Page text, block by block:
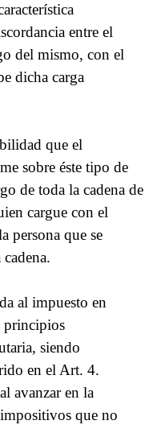
entre el
del mismo, con el
dicha carga
que el
sobre éste tipo de
de toda la cadena de
cargue con el
persona que se
impuesto en
principios
siendo
en el Art. 4.
avanzar en la
que no